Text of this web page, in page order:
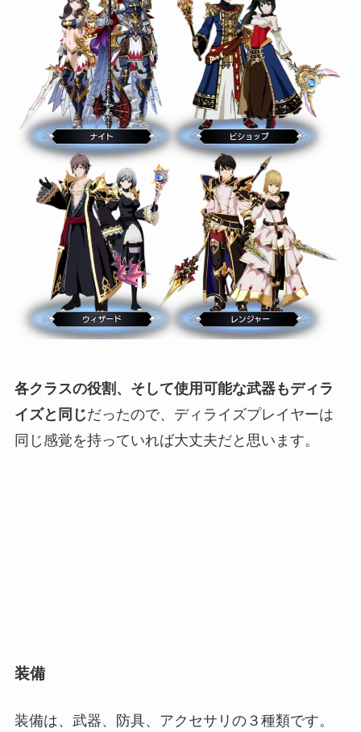
各クラスの役割、そして使用可能な武器もディラ
イズと同じだったので、ディライズプレイヤーは
同じ感覚を持っていれば大丈夫だと思います。
装備
装備は、武器、防具、アクセサリの３種類です。